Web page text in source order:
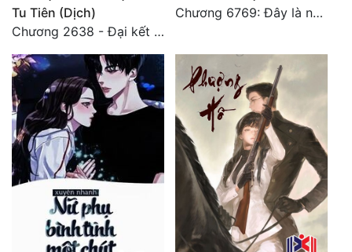
Tu Chân
Tội Phạm
Vô Địch
Võ Hiệp
Võng Du
Xuyên Không
Xuyên Nhanh
Tu Tiên (Dịch)
Chương 2638 - Đại kết cục (3)
Chương 6769: Đây là nơi nào?